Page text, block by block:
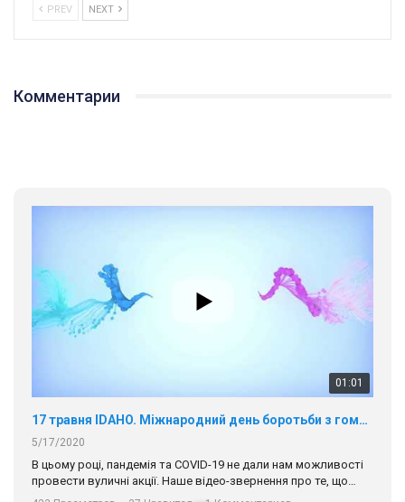
PREV NEXT
Комментарии
01:01
17 травня IDAHO. Міжнародний день боротьби з гомофобією трансфобією і біфобія.
5/17/2020
В цьому році, пандемія та COVІD-19 не дали нам можливості
провести вуличні акції. Наше відео-звернення про те, що
навіть коли ми у різних містах та не можемо зустрінеться, ми